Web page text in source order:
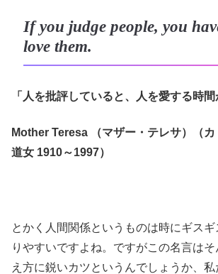
If you judge people, you
love them.
「人を批評していると、人を愛する時間
Mother Teresa （マザー・テレサ）（
道女 1910～1997）
とかく人間関係というものは時にギス
りやすいですよね。ですがこの名言は
え方に鋭いカツというんでしょうか、